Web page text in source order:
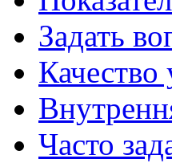
Задать
Качество
Часто